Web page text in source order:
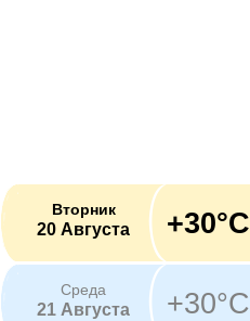
Вторник
20 Августа +30°C
Среда
21 Августа +30°C